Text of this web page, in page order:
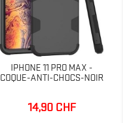
IPHONE 11 PRO MAX -
COQUE-ANTI-CHOCS-NOIR
Prix
14,90 CHF